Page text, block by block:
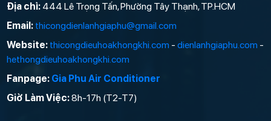
Địa chỉ: 444 Lê Trọng Tấn, Phường Tây Thạnh, TP.HCM
Email: thicongdienlanhgiaphu@gmail.com
Website: thicongdieuhoakhongkhi.com -dienlanhgiaphu.com -
hethongdieuhoakhongkhi.com
Fanpage: Gia Phu Air Conditioner
Giờ Làm Việc:8h-17h (T2-T7)